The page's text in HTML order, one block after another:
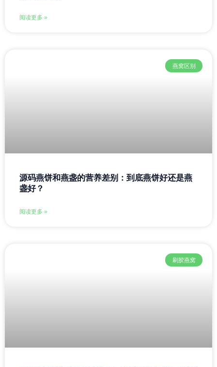
阅读更多 »
燕窝区别
源码燕饼和燕盏的营养差别：到底燕饼好还是燕
盏好？
阅读更多 »
刷胶燕窝